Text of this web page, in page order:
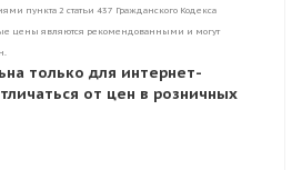
пункта 2 статьи 437 Гражданского Кодекса
цены являются рекомендованными и могут
только для интернет-
от цен в розничных